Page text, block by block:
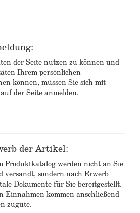
der Seite nutzen zu können und
Ihrem persönlichen
können, müssen Sie sich mit
der Seite anmelden.
der Artikel:
Produktkatalog werden nicht an Sie
sondern nach Erwerb
Dokumente für Sie bereitgestellt.
Einnahmen kommen anschließend
zugute.